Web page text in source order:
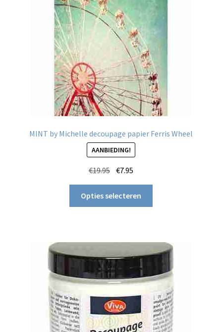
MINT by Michelle decoupage papier Ferris Wheel
AANBIEDING!
€19.95 Oorspronkelijke
was:
€19.95.
€7.95
is:
€7.95.
Opties selecteren
Deze
optie
kan
gekozen
worden
op
de